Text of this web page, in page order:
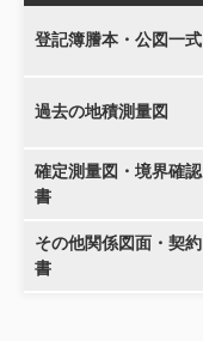
登記簿謄本・公図一式
過去の地積測量図
確定測量図・境界確認
書
その他関係図面・契約
書